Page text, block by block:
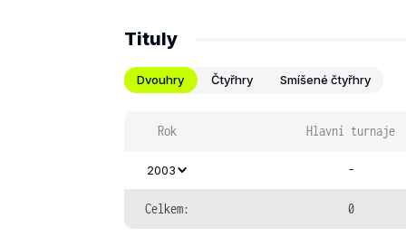
Tituly
Dvouhry Čtyřhry Smíšené čtyřhry
Rok Hlavní turnaje
2003 -
Celkem: 0